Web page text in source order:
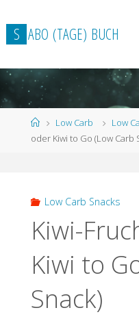
Inhalt
springen
S ABO (TAGE) BUCH
StartLow Carb Low
oder Kiwi to Go (Low Carb
Low Carb Snacks
Kiwi-
Kiwi to
Snack)